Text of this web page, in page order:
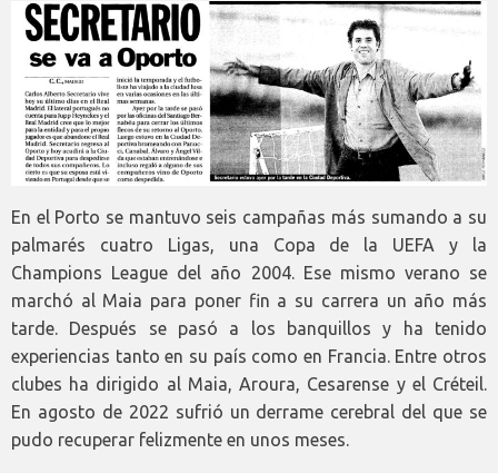
En el Porto se mantuvo seis campañas más sumando a su
palmarés cuatro Ligas, una Copa de la UEFA y la
Champions League del año 2004. Ese mismo verano se
marchó al Maia para poner fin a su carrera un año más
tarde. Después se pasó a los banquillos y ha tenido
experiencias tanto en su país como en Francia. Entre otros
clubes ha dirigido al Maia, Aroura, Cesarense y el Créteil.
En agosto de 2022 sufrió un derrame cerebral del que se
pudo recuperar felizmente en unos meses.